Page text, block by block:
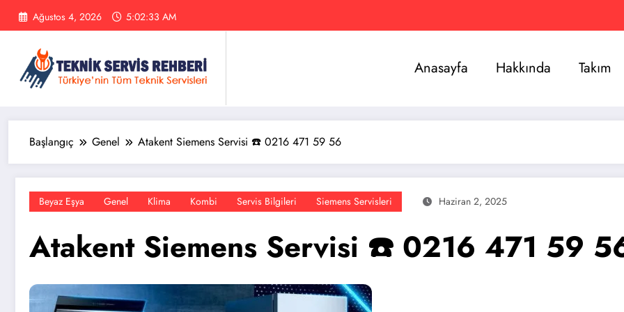
İçeriğe
Ağustos 4, 2026 5:02:34 AM
Anasayfa Hakkında Takım
Başlangıç Genel Atakent Siemens Servisi ☎️ 0216 471 59 56
Beyaz Eşya Genel Klima Kombi Servis Bilgileri Siemens Servisleri Haziran 2, 2025
Atakent Siemens Servisi ☎️ 0216 471 59